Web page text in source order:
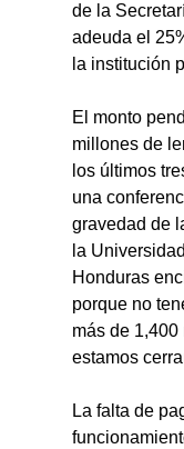
de la
adeuda el
la institución
El monto
millones de
los últimos
una
gravedad de
la
Honduras
porque no
más de
estamos
La falta de